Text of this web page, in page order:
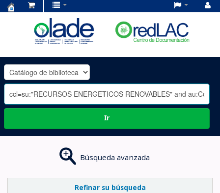
OLADE
-
Ir
Búsqueda avanzada
Refinar su búsqueda